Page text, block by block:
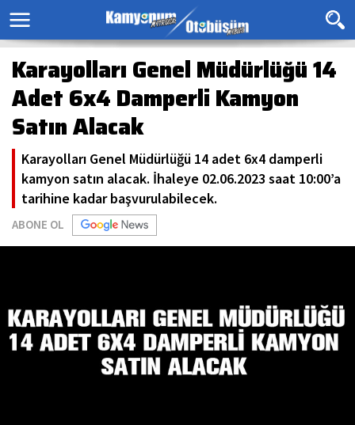
Karayolları Genel Müdürlüğü 14
Adet 6x4 Damperli Kamyon
Satın Alacak
Karayolları Genel Müdürlüğü 14 adet 6x4 damperli
kamyon satın alacak. İhaleye 02.06.2023 saat 10:00’a
tarihine kadar başvurulabilecek.
ABONE OL